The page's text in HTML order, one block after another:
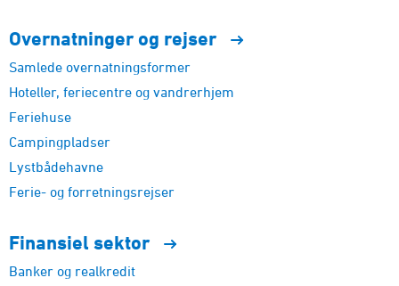
Overnatninger og rejser
Samlede overnatningsformer
Hoteller, feriecentre og vandrerhjem
Feriehuse
Campingpladser
Lystbådehavne
Ferie- og forretningsrejser
Finansiel sektor
Banker og realkredit